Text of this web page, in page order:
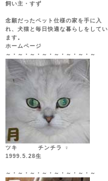
飼い主・すず
念願だったペット仕様の家を手に入
れ、犬猫と毎日快適な暮らしをしてい
ます。
ホームページ
～・～・～・～・～・～・～・～
ツキ チンチラ ♀
1999.5.28生
～・～・～・～・～・～・～・～